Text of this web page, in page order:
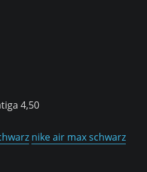
4,50
nike air max schwarz